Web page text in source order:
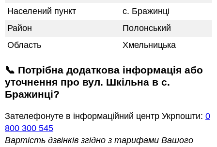
Населений пункт
с. Бражинці
Район
Полонський
Область
Хмельницька
📞 Потрібна додаткова інформація або
уточнення про вул. Шкільна в с.
Бражинці?
Зателефонуте в інформаційний центр Укрпошти: 0
800 300 545
Вартість дзвінків згідно з тарифами Вашого